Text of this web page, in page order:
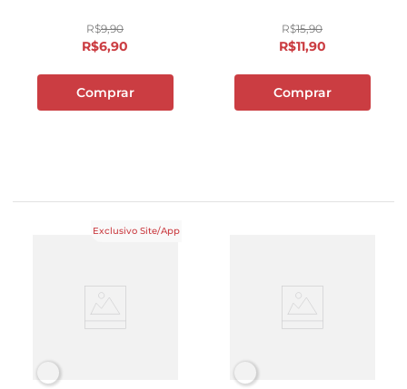
R$9,90
R$6,90
Comprar
R$15,90
R$11,90
Comprar
Exclusivo Site/App